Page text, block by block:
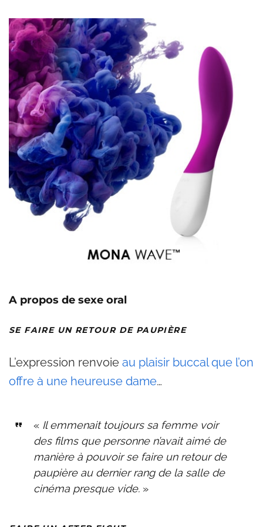
A propos de sexe oral
SE FAIRE UN RETOUR DE PAUPIÈRE
L’expression renvoie au plaisir buccal que l’on
offre à une heureuse dame…
« Il emmenait toujours sa femme voir
des films que personne n’avait aimé de
manière à pouvoir se faire un retour de
paupière au dernier rang de la salle de
cinéma presque vide. »